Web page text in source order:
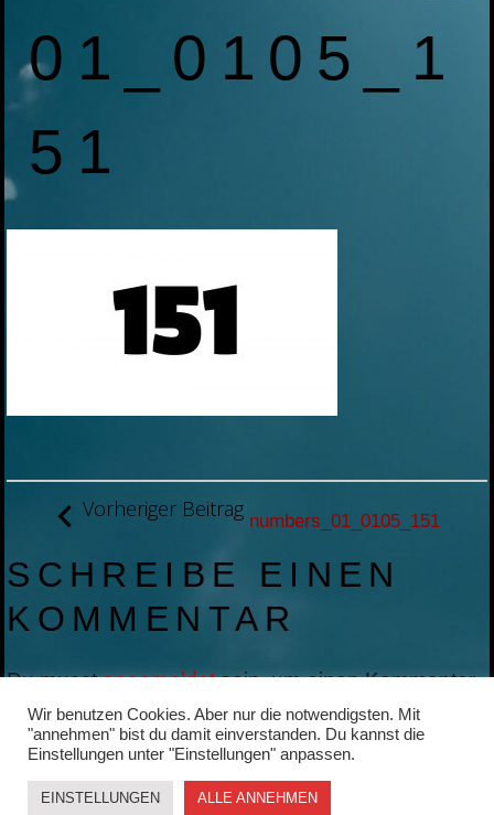
01_0105_1
51
BEITRAGSNAVIGATION
Vorheriger Beitragnumbers_01_0105_151
SCHREIBE EINEN
KOMMENTAR
Du musstangemeldetsein, um einen Kommentar
abzugeben.
Wir benutzen Cookies. Aber nur die notwendigsten. Mit
"annehmen" bist du damit einverstanden. Du kannst die
Einstellungen unter "Einstellungen" anpassen.
EINSTELLUNGEN ALLE ANNEHMEN